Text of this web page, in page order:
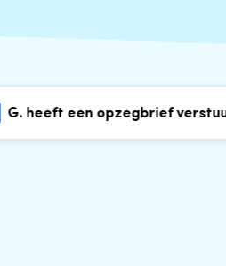
heeft een opzegbrief verstuurd